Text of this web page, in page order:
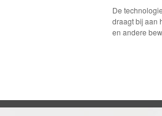
De
draagt bij aan
en andere